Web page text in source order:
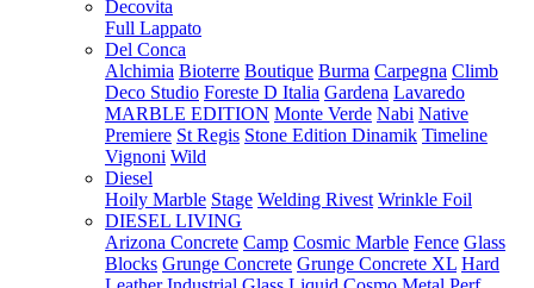
Decovita
Full Lappato
Del Conca
Alchimia Bioterre Boutique Burma Carpegna Climb
Deco Studio Foreste D Italia Gardena Lavaredo
MARBLE EDITION Monte Verde Nabi Native
Premiere St Regis Stone Edition Dinamik Timeline
Vignoni Wild
Diesel
Hoily Marble Stage Welding Rivest Wrinkle Foil
DIESEL LIVING
Arizona Concrete Camp Cosmic Marble Fence Glass
Blocks Grunge Concrete Grunge Concrete XL Hard